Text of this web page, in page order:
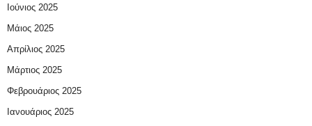
Ιούνιος 2025
Μάιος 2025
Απρίλιος 2025
Μάρτιος 2025
Φεβρουάριος 2025
Ιανουάριος 2025